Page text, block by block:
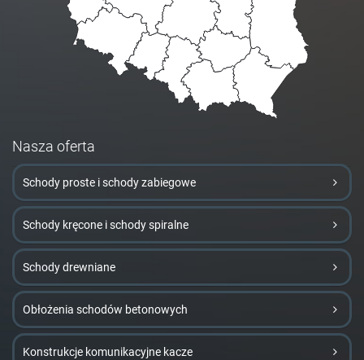
Nasza oferta
Schody proste i schody zabiegowe
Schody kręcone i schody spiralne
Schody drewniane
Obłożenia schodów betonowych
Konstrukcje komunikacyjne kacze